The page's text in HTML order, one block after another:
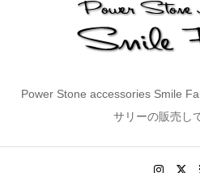
Power Stone accessories Smile
サリーの販売し